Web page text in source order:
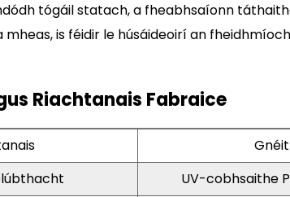
tógáil statach, a fheabhsaíonn
is féidir le húsáideoirí an
Riachtanais Fabraice
UV-cobhsaithe